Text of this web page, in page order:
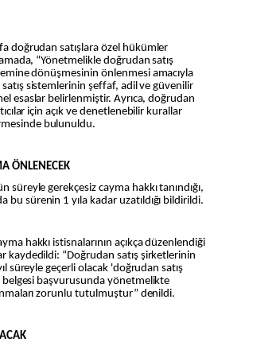
doğrudan satışlara özel hükümler
“Yönetmelikle doğrudan satış
dönüşmesinin önlenmesi amacıyla
sistemlerinin şeffaf, adil ve güvenilir
esaslar belirlenmiştir. Ayrıca, doğrudan
için açık ve denetlenebilir kurallar
bulunuldu.
ÖNLENECEK
süreyle gerekçesiz cayma hakkı tanındığı,
sürenin 1 yıla kadar uzatıldığı bildirildi.
hakkı istisnalarının açıkça düzenlendiği
kaydedildi: “Doğrudan satış şirketlerinin
süreyle geçerli olacak 'doğrudan satış
belgesi başvurusunda yönetmelikte
zorunlu tutulmuştur” denildi.